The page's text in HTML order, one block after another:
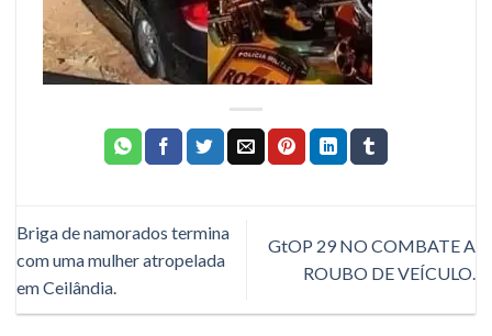
Briga de namorados termina
com uma mulher atropelada
em Ceilândia.
GtOP 29 NO COMBATE A
ROUBO DE VEÍCULO.